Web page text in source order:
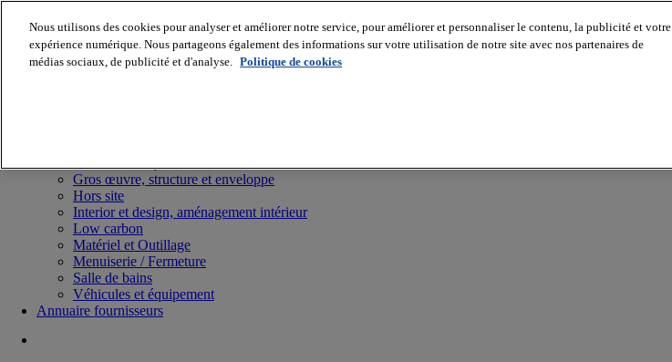
Gros œuvre, structure et enveloppe
Hors site
Interior et design, aménagement intérieur
Low carbon
Matériel et Outillage
Menuiserie / Fermeture
Salle de bains
Véhicules et équipement
Annuaire fournisseurs
Nous utilisons des cookies pour analyser et améliorer notre service, pour améliorer et personnaliser le contenu, la publicité et votre
expérience numérique. Nous partageons également des informations sur votre utilisation de notre site avec nos partenaires de
médias sociaux, de publicité et d'analyse. Politique de cookies